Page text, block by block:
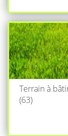
Terrain à
(63)